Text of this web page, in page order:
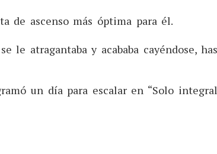
de ascenso más óptima para él.
le atragantaba y acababa cayéndose,
un día para escalar en “Solo